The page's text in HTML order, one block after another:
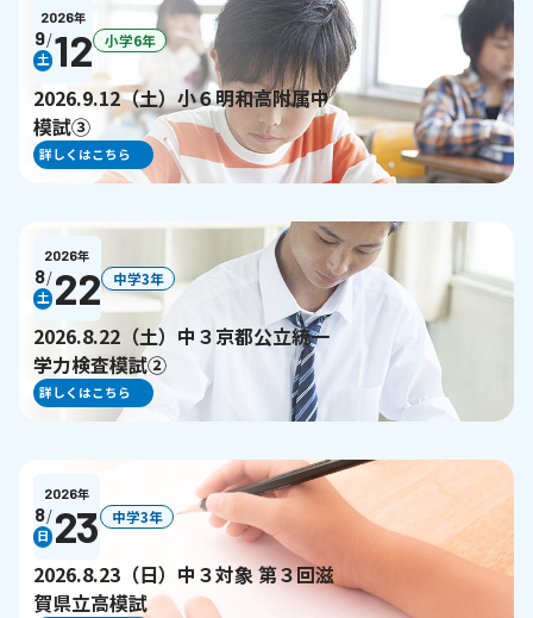
2026年
9/12
土
小学6年
2026.9.12（土）小６明和高附属中
模試③
詳しくはこちら
2026年
8/ 22
土
中学3年
2026.8.22（土）中３京都公立統一
学力検査模試②
詳しくはこちら
2026年
8/ 23
日
中学3年
2026.8.23（日）中３対象 第３回滋
賀県立高模試